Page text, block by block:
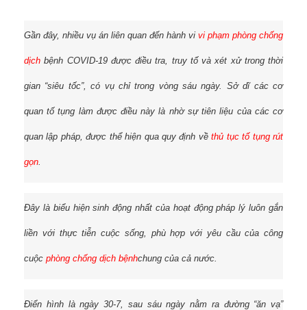
Gần đây, nhiều vụ án liên quan đến hành vi vi phạm phòng chống
dịch bệnh COVID-19 được điều tra, truy tố và xét xử trong thời
gian “siêu tốc”, có vụ chỉ trong vòng sáu ngày. Sở dĩ các cơ
quan tố tụng làm được điều này là nhờ sự tiên liệu của các cơ
quan lập pháp, được thể hiện qua quy định vềthủ tục tố tụng rút
gọn
Đây là biểu hiện sinh động nhất của hoạt động pháp lý luôn gắn
liền với thực tiễn cuộc sống, phù hợp với yêu cầu của công
cuộc phòng chống dịch bệnhchung của cả nước.
Điển hình là ngày 30-7, sau sáu ngày nằm ra đường “ăn vạ”